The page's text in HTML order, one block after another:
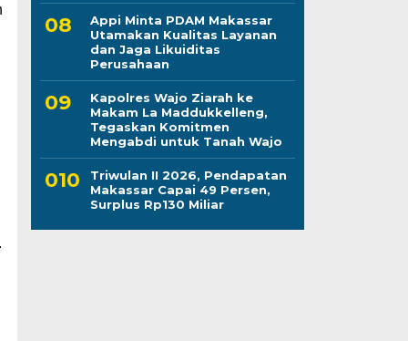
Appi Minta PDAM Makassar
Utamakan Kualitas Layanan
dan Jaga Likuiditas
Perusahaan
Kapolres Wajo Ziarah ke
Makam La Maddukkelleng,
Tegaskan Komitmen
Mengabdi untuk Tanah Wajo
Triwulan II 2026, Pendapatan
Makassar Capai 49 Persen,
Surplus Rp130 Miliar